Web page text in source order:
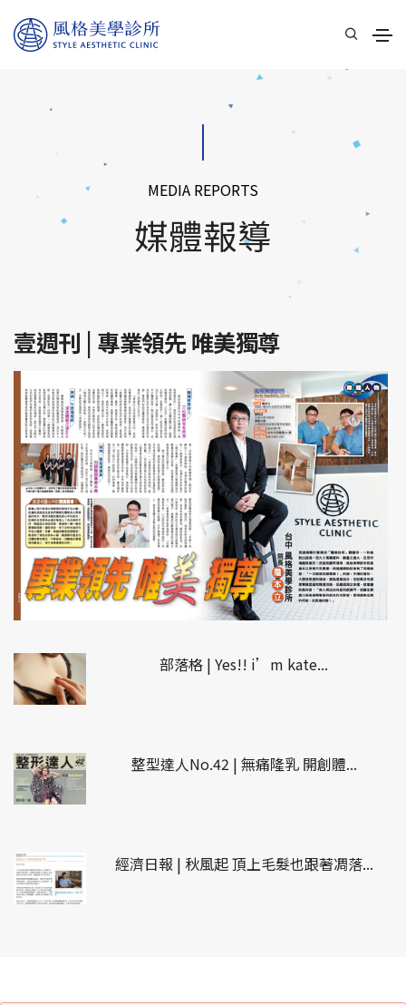
MEDIA REPORTS
媒體報導
壹週刊 | 專業領先 唯美獨尊
部落格 | Yes!! i’m kate...
整型達人No.42 | 無痛隆乳 開創體...
經濟日報 | 秋風起 頂上毛髮也跟著凋落...